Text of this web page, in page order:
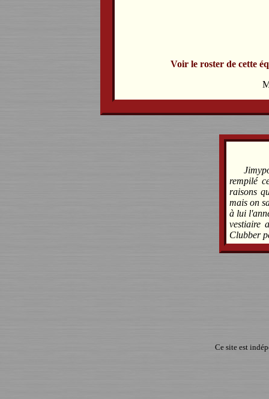
Voir le roster de cette
rempilé
raisons
mais on
à lui
vestiaire
Clubber
Ce site est